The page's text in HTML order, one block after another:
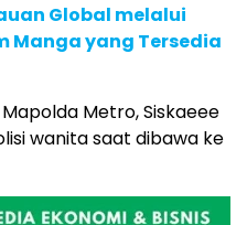
Global melalui
Manga yang Tersedia
Metro, Siskaeee
wanita saat dibawa ke